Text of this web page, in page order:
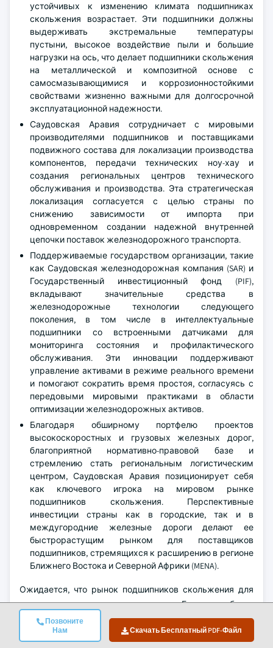
Позвоните
Нам
Скачать Бесплатный PDF-Файл
устойчивых к изменению климата подшипниках
скольжения возрастает. Эти подшипники должны
выдерживать экстремальные температуры
пустыни, высокое воздействие пыли и большие
нагрузки на ось, что делает подшипники скольжения
на металлической и композитной основе с
самосмазывающимися и коррозионностойкими
свойствами жизненно важными для долгосрочной
эксплуатационной надежности.
Саудовская Аравия сотрудничает с мировыми
производителями подшипников и поставщиками
подвижного состава для локализации производства
компонентов, передачи технических ноу-хау и
создания региональных центров технического
обслуживания и производства. Эта стратегическая
локализация согласуется с целью страны по
снижению зависимости от импорта при
одновременном создании надежной внутренней
цепочки поставок железнодорожного транспорта.
Поддерживаемые государством организации, такие
как Саудовская железнодорожная компания (SAR) и
Государственный инвестиционный фонд (PIF),
вкладывают значительные средства в
железнодорожные технологии следующего
поколения, в том числе в интеллектуальные
подшипники со встроенными датчиками для
мониторинга состояния и профилактического
обслуживания. Эти инновации поддерживают
управление активами в режиме реального времени
и помогают сократить время простоя, согласуясь с
передовыми мировыми практиками в области
оптимизации железнодорожных активов.
Благодаря обширному портфелю проектов
высокоскоростных и грузовых железных дорог,
благоприятной нормативно-правовой базе и
стремлению стать региональным логистическим
центром, Саудовская Аравия позиционирует себя
как ключевого игрока на мировом рынке
подшипников скольжения. Перспективные
инвестиции страны как в городские, так и в
междугородние железные дороги делают ее
быстрорастущим рынком для поставщиков
подшипников, стремящихся к расширению в регионе
Ближнего Востока и Северной Африки (MENA).
Ожидается, что рынок подшипников скольжения для
железнодорожного транспорта в Бразилии будет
демонстрировать значительный и многообещающий
рост с 2025 по 2034 год.